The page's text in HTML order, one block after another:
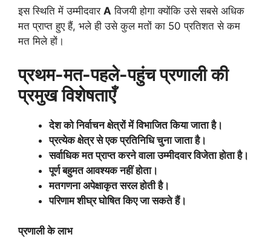
इस स्थिति में उम्मीदवार A विजयी होगा क्योंकि उसे सबसे अधिक
मत प्राप्त हुए हैं, भले ही उसे कुल मतों का 50 प्रतिशत से कम
मत मिले हों।
प्रथम-मत-पहले-पहुंच प्रणाली की
प्रमुख विशेषताएँ
देश को निर्वाचन क्षेत्रों में विभाजित किया जाता है।
प्रत्येक क्षेत्र से एक प्रतिनिधि चुना जाता है।
सर्वाधिक मत प्राप्त करने वाला उम्मीदवार विजेता होता है।
पूर्ण बहुमत आवश्यक नहीं होता।
मतगणना अपेक्षाकृत सरल होती है।
परिणाम शीघ्र घोषित किए जा सकते हैं।
प्रणाली के लाभ